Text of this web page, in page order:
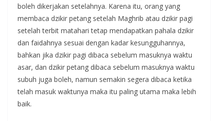
boleh dikerjakan setelahnya. Karena itu, orang yang
membaca dzikir petang setelah Maghrib atau dzikir pagi
setelah terbit matahari tetap mendapatkan pahala dzikir
dan faidahnya sesuai dengan kadar kesungguhannya,
bahkan jika dzikir pagi dibaca sebelum masuknya waktu
asar, dan dzikir petang dibaca sebelum masuknya waktu
subuh juga boleh, namun semakin segera dibaca ketika
telah masuk waktunya maka itu paling utama maka lebih
baik.